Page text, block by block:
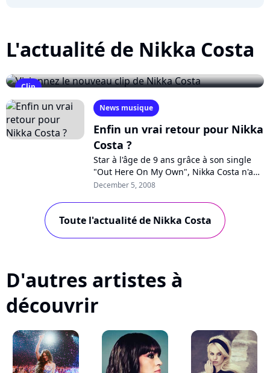
L'actualité de Nikka Costa
Clip
Visionnez le nouveau clip de Nikka Costa
July 29, 2010
News musique
Enfin un vrai retour pour Nikka
Costa ?
Star à l'âge de 9 ans grâce à son single
"Out Here On My Own", Nikka Costa n'a
jamais cessé d'enregistrer et de publier
December 5, 2008
Toute l'actualité de Nikka Costa
D'autres artistes à
découvrir